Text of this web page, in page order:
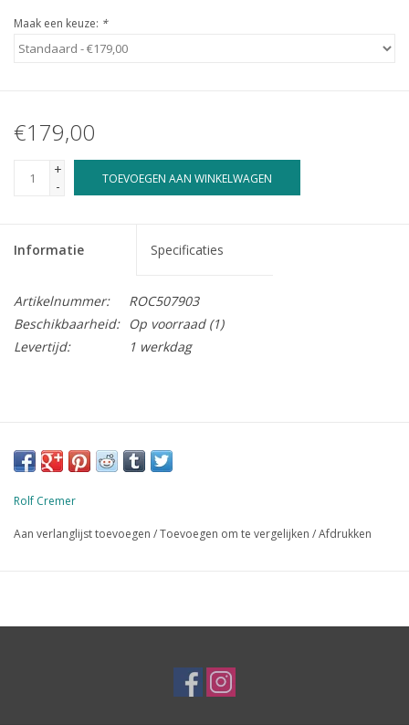
Maak een keuze: *
€179,00
+
-
TOEVOEGEN AAN WINKELWAGEN
Informatie Specificaties
Artikelnummer:
ROC507903
Beschikbaarheid:
Op voorraad(1)
Levertijd:
1 werkdag
Rolf Cremer
Aan verlanglijst toevoegen /Toevoegen om te vergelijken /Afdrukken